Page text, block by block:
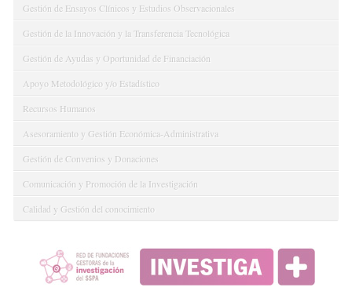
Gestión de Ensayos Clínicos y Estudios Observacionales
Gestión de la Innovación y la Transferencia Tecnológica
Gestión de Ayudas y Oportunidad de Financiación
Apoyo Metodológico y/o Estadístico
Recursos Humanos
Asesoramiento y Gestión Económica-Administrativa
Gestión de Convenios y Donaciones
Comunicación y Promoción de la Investigación
Calidad y Gestión del conocimiento